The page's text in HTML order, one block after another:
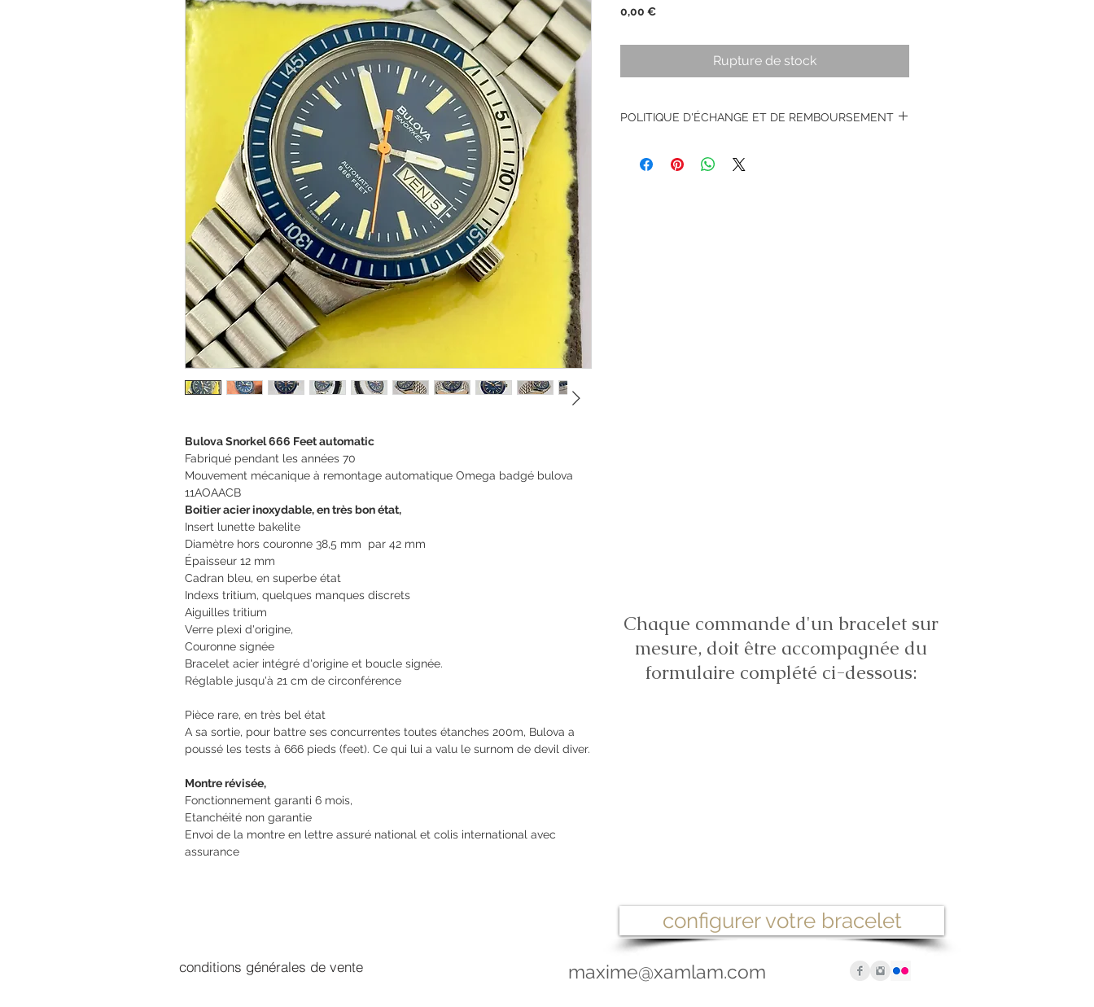
Bulova Snorkel 666 Feet automatic
Fabriqué pendant les années 70
Mouvement mécanique à remontage automatique Omega badgé bulova
11AOAACB
Boitier acier inoxydable, en très bon état,
Insert lunette bakelite
Diamètre hors couronne 38,5 mm par 42 mm
Épaisseur 12 mm
Cadran bleu, en superbe état
Indexs tritium, quelques manques discrets
Aiguilles tritium
Verre plexi d'origine,
Couronne signée
Bracelet acier intégré d'origine et boucle signée.
Réglable jusqu'à 21 cm de circonférence
Pièce rare, en très bel état
A sa sortie, pour battre ses concurrentes toutes étanches 200m, Bulova a
poussé les tests à 666 pieds (feet). Ce qui lui a valu le surnom de devil diver.
Montre révisée,
Fonctionnement garanti 6 mois,
Etanchéité non garantie
Envoi de la montre en lettre assuré national et colis international avec
assurance
0,00 €Prix
Rupture de stock
POLITIQUE D'ÉCHANGE ET DE REMBOURSEMENT
Chaque commande d'un bracelet sur
mesure, doit être accompagnée du
formulaire complété ci-dessous:
configurer votre bracelet
conditions générales de vente maxime@xamlam.com